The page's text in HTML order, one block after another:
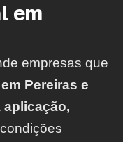
em
empresas que
Pereiras e
aplicação,